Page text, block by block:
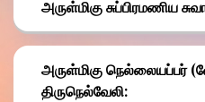
அருள்மிகு சுப்பிரமணிய
அருள்மிகு நெல்லையப்பர்
திருநெல்வேலி: